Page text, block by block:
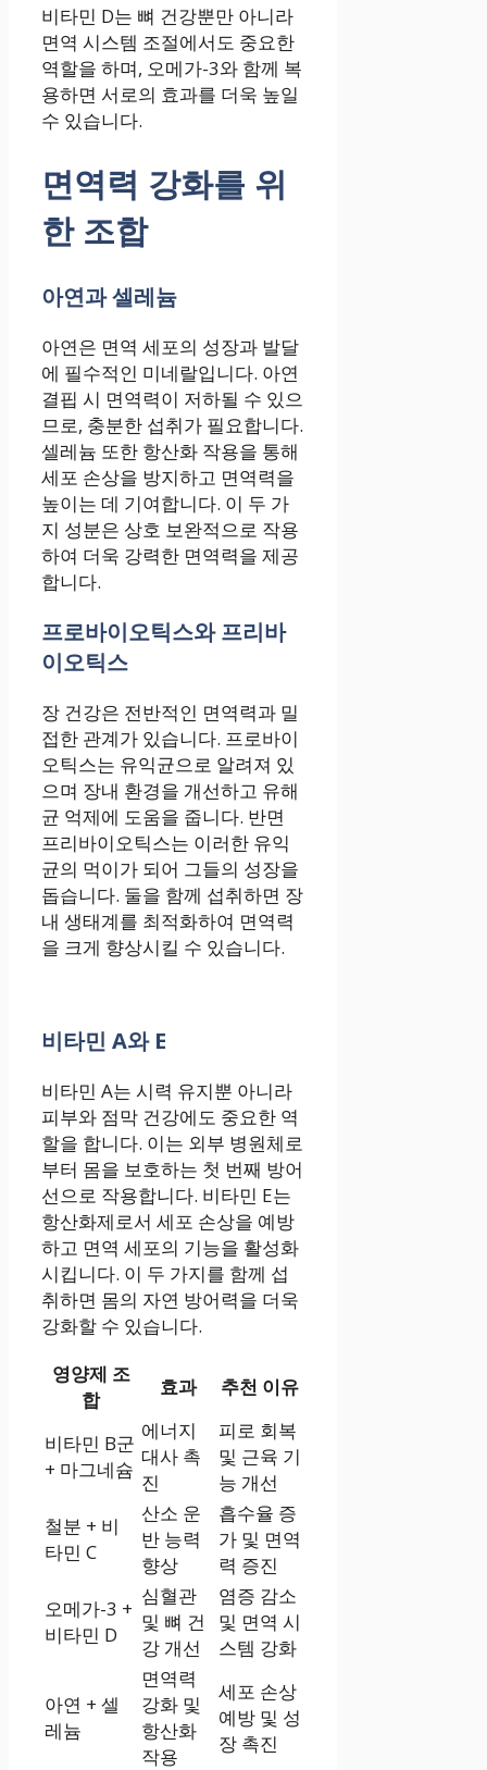
비타민 D는 뼈 건강뿐만 아니라
면역 시스템 조절에서도 중요한
역할을 하며, 오메가-3와 함께 복
용하면 서로의 효과를 더욱 높일
수 있습니다.
면역력 강화를 위
한 조합
아연과 셀레늄
아연은 면역 세포의 성장과 발달
에 필수적인 미네랄입니다. 아연
결핍 시 면역력이 저하될 수 있으
므로, 충분한 섭취가 필요합니다.
셀레늄 또한 항산화 작용을 통해
세포 손상을 방지하고 면역력을
높이는 데 기여합니다. 이 두 가
지 성분은 상호 보완적으로 작용
하여 더욱 강력한 면역력을 제공
합니다.
프로바이오틱스와 프리바
이오틱스
장 건강은 전반적인 면역력과 밀
접한 관계가 있습니다. 프로바이
오틱스는 유익균으로 알려져 있
으며 장내 환경을 개선하고 유해
균 억제에 도움을 줍니다. 반면
프리바이오틱스는 이러한 유익
균의 먹이가 되어 그들의 성장을
돕습니다. 둘을 함께 섭취하면 장
내 생태계를 최적화하여 면역력
을 크게 향상시킬 수 있습니다.
비타민 A와 E
비타민 A는 시력 유지뿐 아니라
피부와 점막 건강에도 중요한 역
할을 합니다. 이는 외부 병원체로
부터 몸을 보호하는 첫 번째 방어
선으로 작용합니다. 비타민 E는
항산화제로서 세포 손상을 예방
하고 면역 세포의 기능을 활성화
시킵니다. 이 두 가지를 함께 섭
취하면 몸의 자연 방어력을 더욱
강화할 수 있습니다.
영양제 조
합
효과 추천 이유
비타민 B군
+ 마그네슘
에너지
대사 촉
진
피로 회복
및 근육 기
능 개선
철분 + 비
타민 C
산소 운
반 능력
향상
흡수율 증
가 및 면역
력 증진
오메가-3 +
비타민 D
심혈관
및 뼈 건
강 개선
염증 감소
및 면역 시
스템 강화
아연 + 셀
레늄
면역력
강화 및
항산화
작용
세포 손상
예방 및 성
장 촉진